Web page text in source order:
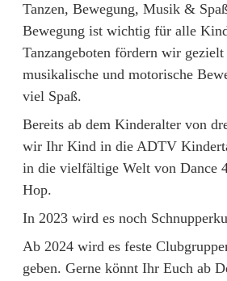
Tanzen, Bewegung, Musik &
Bewegung ist wichtig für alle
Tanzangeboten fördern wir gezielt
musikalische und motorische
viel Spaß.
Bereits ab dem Kinderalter von
wir Ihr Kind in die ADTV
in die vielfältige Welt von Dance
Hop.
In 2023 wird es noch
Ab 2024 wird es feste
geben. Gerne könnt Ihr Euch ab